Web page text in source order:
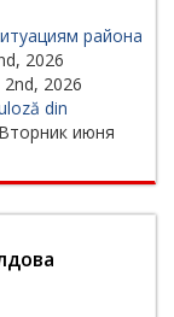
района
2026
2026
din
Вторник июня